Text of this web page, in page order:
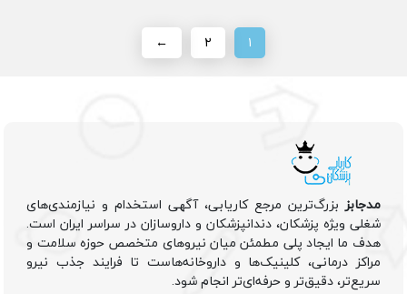
۱ ۲ ←
مدجابزبزرگ‌ترین مرجع کاریابی، آگهی استخدام و نیازمندی‌های
شغلی ویژه پزشکان، دندانپزشکان و داروسازان در سراسر ایران است.
هدف ما ایجاد پلی مطمئن میان نیروهای متخصص حوزه سلامت و
مراکز درمانی، کلینیک‌ها و داروخانه‌هاست تا فرایند جذب نیرو
سریع‌تر، دقیق‌تر و حرفه‌ای‌تر انجام شود.